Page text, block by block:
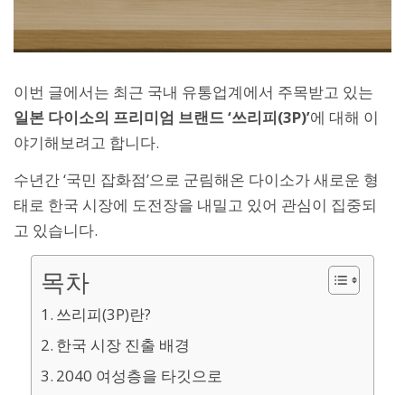
이번 글에서는 최근 국내 유통업계에서 주목받고 있는
일본 다이소의 프리미엄 브랜드 ‘쓰리피(3P)’에 대해 이
야기해보려고 합니다.
수년간 ‘국민 잡화점’으로 군림해온 다이소가 새로운 형
태로 한국 시장에 도전장을 내밀고 있어 관심이 집중되
고 있습니다.
목차
쓰리피(3P)란?
한국 시장 진출 배경
2040 여성층을 타깃으로